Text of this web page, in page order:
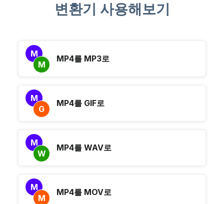
변환기 사용해보기
M
M
MP4를 MP3로
M
G
MP4를 GIF로
M
W
MP4를 WAV로
M
M
MP4를 MOV로